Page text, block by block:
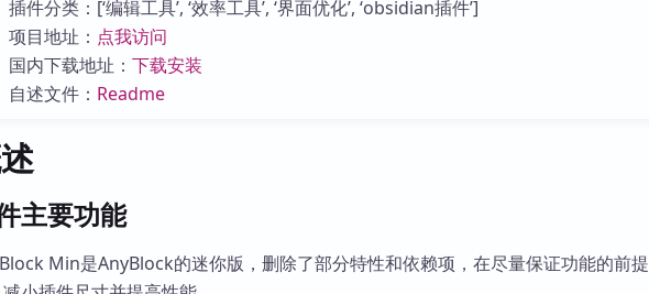
插件分类：[‘编辑工具’, ‘效率工具’, ‘界面优化’, ‘obsidian插件’]
项目地址： 点我访问
国内下载地址： 下载安装
自述文件： Readme
主要功能
Min是AnyBlock的迷你版，删除了部分特性和依赖项，在尽量保证功能的前提